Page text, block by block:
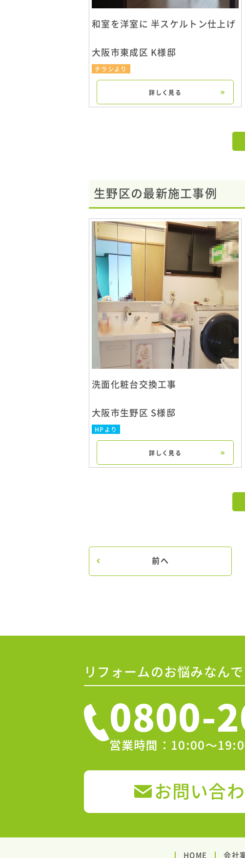
和室を洋室に 半スケルトン仕上げ
大阪市東成区 K様邸
チラシより
詳しく見る
生野区の最新施工事例
洗面化粧台交換工事
大阪市生野区 S様邸
HPより
詳しく見る
前へ
リフォームのお悩みなん
0800-
営業時間：10:00〜
お問い合
HOME 会社